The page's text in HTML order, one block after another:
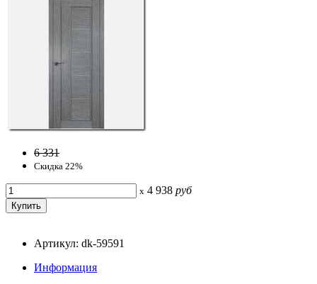
6 331
Скидка 22%
x 4 938 руб
Артикул: dk-59591
Информация